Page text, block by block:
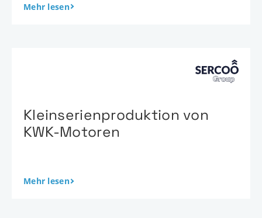
Mehr lesen
Kleinserienproduktion von
KWK-Motoren
Mehr lesen